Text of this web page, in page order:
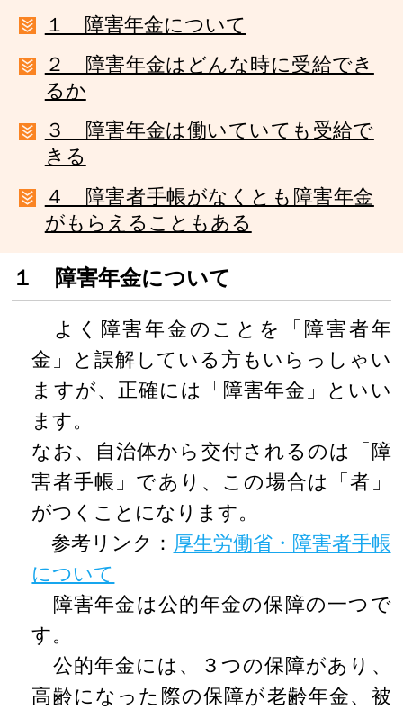
１ 障害年金について
２ 障害年金はどんな時に受給でき
るか
３ 障害年金は働いていても受給で
きる
４ 障害者手帳がなくとも障害年金
がもらえることもある
１ 障害年金について
よく障害年金のことを「障害者年
金」と誤解している方もいらっしゃい
ますが、正確には「障害年金」といい
ます。
なお、自治体から交付されるのは「障
害者手帳」であり、この場合は「者」
がつくことになります。
参考リンク： 厚生労働省・障害者手帳
について
障害年金は公的年金の保障の一つで
す。
公的年金には、３つの保障があり、
高齢になった際の保障が老齢年金、被